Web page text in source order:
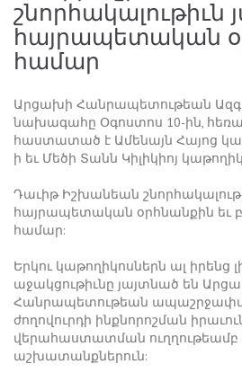
շնորհակալութիւն
հայրապետական
համար
Արցախի Հանրապետութեան
նախագահը Օգոստոս 10-ին,
հաստատած է Ամենայն Հայոց
ի եւ Մեծի Տանն Կիլիկիոյ
Դաւիթ Իշխանեան
հայրապետական օրհնանքին եւ
համար:
Երկու կաթողիկոսներն ալ
աջակցութիւնը յայտնած են
Հանրապետութեան
ժողովուրդի ինքնորոշման
վերահաստատման ուղղութեամբ
աշխատանքներուն: